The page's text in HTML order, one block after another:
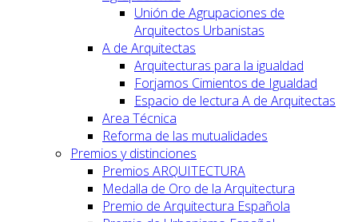
Unión de Agrupaciones de
Arquitectos Urbanistas
A de Arquitectas
Arquitecturas para la igualdad
Forjamos Cimientos de Igualdad
Espacio de lectura A de Arquitectas
Area Técnica
Reforma de las mutualidades
Premios y distinciones
Premios ARQUITECTURA
Medalla de Oro de la Arquitectura
Premio de Arquitectura Española